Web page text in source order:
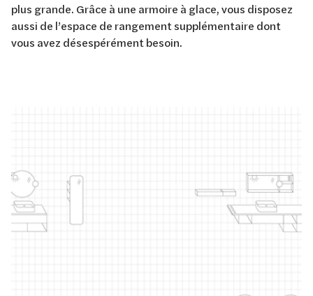
plus grande. Grâce à une armoire à glace, vous disposez
aussi de l’espace de rangement supplémentaire dont
vous avez désespérément besoin.